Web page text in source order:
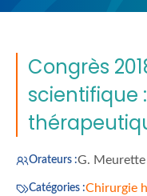
Congrès
scientifique
Orateurs :G. Meurette
Catégories :Chirurgie